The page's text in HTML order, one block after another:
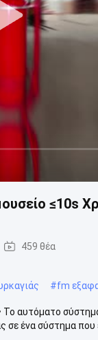
≤10s
459 θέα
#fm
αυτόματο
ένα σύστημα που